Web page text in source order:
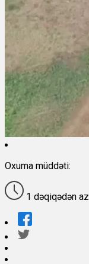
Oxuma müddəti:
1 dəqiqədən az